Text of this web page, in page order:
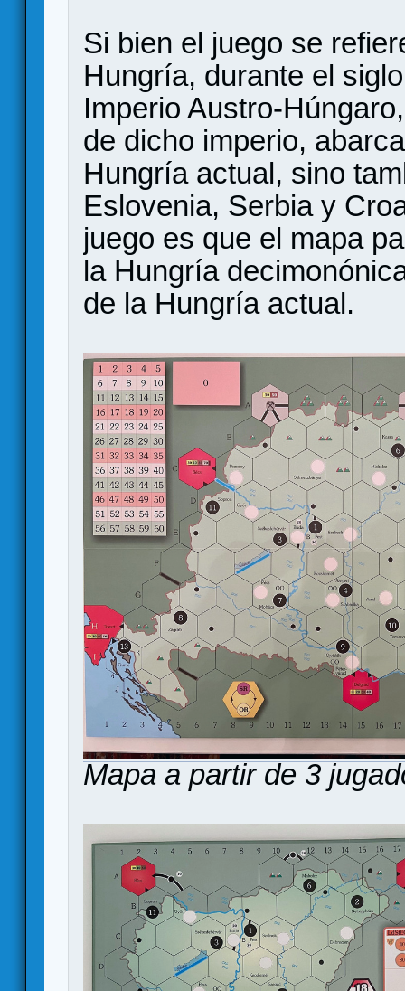
Si bien el juego se
Hungría, durante el
Imperio Austro-
de dicho imperio,
Hungría actual, sino
Eslovenia, Serbia y
juego es que el mapa
la Hungría
de la Hungría actual.
Mapa a partir de 3